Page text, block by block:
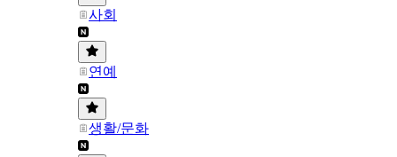
사회
연예
생활/문화